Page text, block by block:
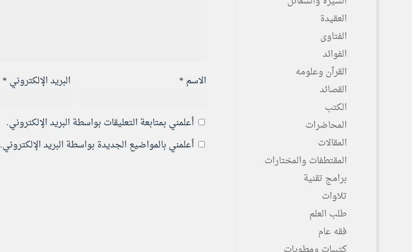
الاسم * البريد الإلكتروني *
أعلمني بمتابعة التعليقات بواسطة البريد الإلكتروني.
أعلمني بالمواضيع الجديدة بواسطة البريد الإلكتروني.
العقيدة
الفتاوى
الفوائد
القرآن وعلومه
القصائد
الكتب
المحاضرات
المقالات
المقتطفات والمختارات
برامج تقنية
تلاوات
طلب العلم
فقه عام